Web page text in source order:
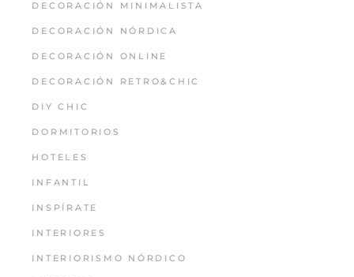
DECORACIÓN MINIMALISTA
DECORACIÓN NÓRDICA
DECORACIÓN ONLINE
DECORACIÓN RETRO&CHIC
DIY CHIC
DORMITORIOS
HOTELES
INFANTIL
INSPÍRATE
INTERIORES
INTERIORISMO NÓRDICO